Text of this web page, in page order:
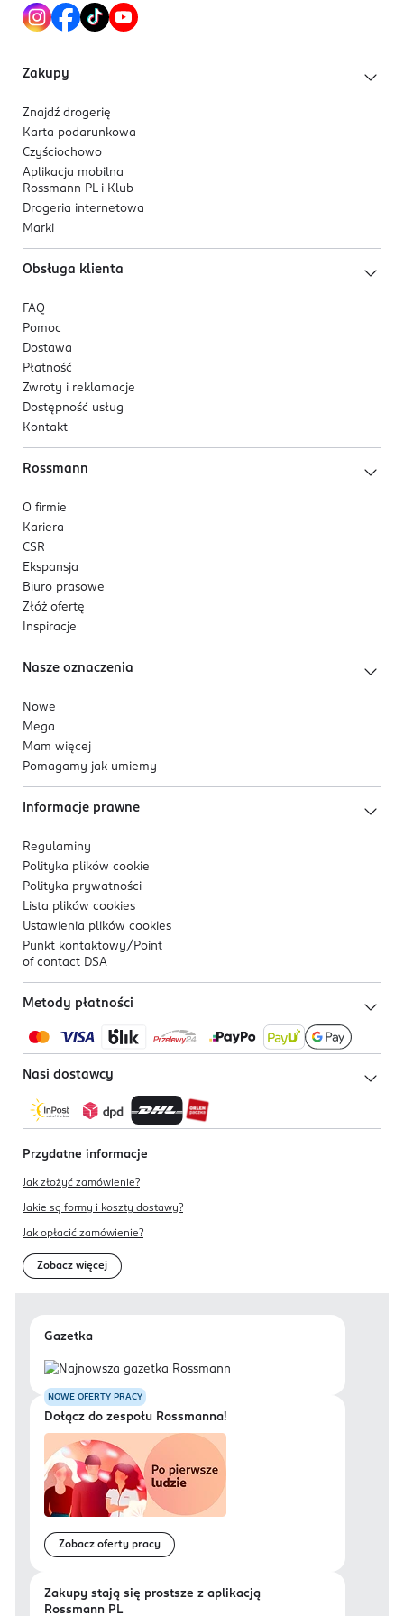
Zakupy
Znajdź drogerię
Karta podarunkowa
Czyściochowo
Aplikacja mobilna
Rossmann PL i Klub
Drogeria internetowa
Marki
Obsługa klienta
FAQ
Pomoc
Dostawa
Płatność
Zwroty i reklamacje
Dostępność usług
Kontakt
Rossmann
O firmie
Kariera
CSR
Ekspansja
Biuro prasowe
Złóż ofertę
Inspiracje
Nasze oznaczenia
Nowe
Mega
Mam więcej
Pomagamy jak umiemy
Informacje prawne
Regulaminy
Polityka plików cookie
Polityka prywatności
Lista plików cookies
Ustawienia plików cookies
Punkt kontaktowy/ Point
of contact DSA
Metody płatności
Nasi dostawcy
Przydatne informacje
Jak złożyć zamówienie?
Jakie są formy i koszty dostawy?
Jak opłacić zamówienie?
Zobacz więcej
Gazetka
NOWE OFERTY PRACY
Dołącz do zespołu Rossmanna!
Zobacz oferty pracy
Zakupy stają się prostsze z aplikacją
Rossmann PL